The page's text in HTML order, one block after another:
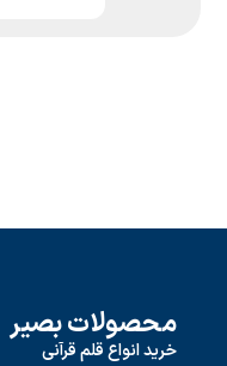
محصولات بصیر
خرید انواع قلم قرآنی